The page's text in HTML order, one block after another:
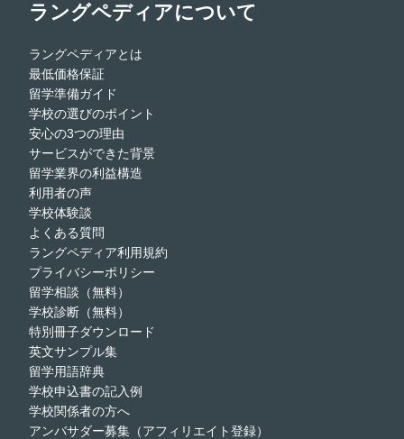
ラングペディアについて
ラングペディアとは
最低価格保証
留学準備ガイド
学校の選びのポイント
安心の3つの理由
サービスができた背景
留学業界の利益構造
利用者の声
学校体験談
よくある質問
ラングペディア利用規約
プライバシーポリシー
留学相談（無料）
学校診断（無料）
特別冊子ダウンロード
英文サンプル集
留学用語辞典
学校申込書の記入例
学校関係者の方へ
アンバサダー募集（アフィリエイト登録）